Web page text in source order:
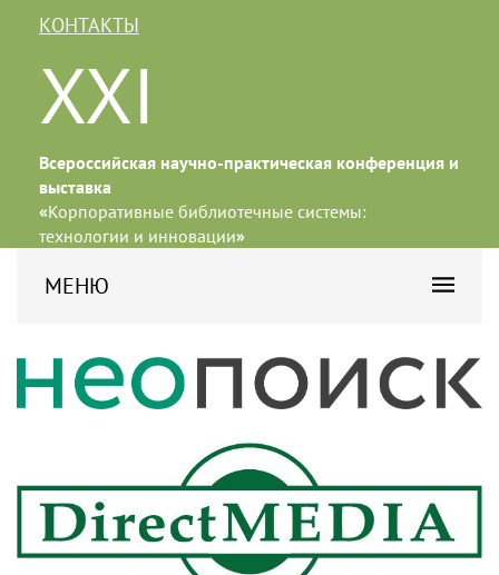
КОНТАКТЫ
XXI
Всероссийская научно-практическая конференция и
выставка
«Корпоративные библиотечные системы:
технологии и инновации»
МЕНЮ